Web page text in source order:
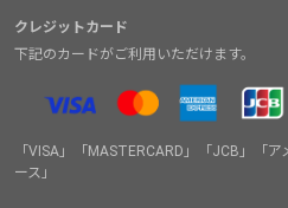
クレジットカード
下記のカードがご利用いただけます。
「VISA」「MASTERCARD」「JCB」「
ース」